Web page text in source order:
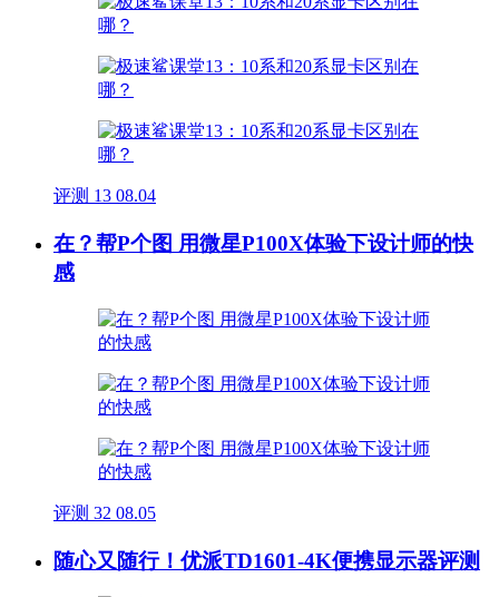
评测 13 08.04
在？帮P个图 用微星P100X体验下设计师的快
感
评测 32 08.05
随心又随行！优派TD1601-4K便携显示器评测